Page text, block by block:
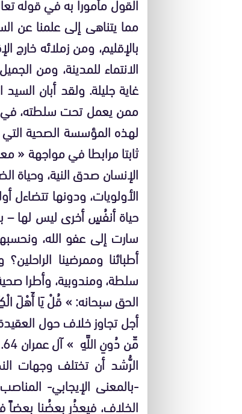
مما يتناهى إلى علمنا عن
بالإقليم، ومن زملائه
الانتماء للمدينة، ومن
غاية جليلة. ولقد أبان
ممن يعمل تحت سلطته، في
لهذه المؤسسة الصحية
ثابتا مرابطا في مواجهة «
الإنسان صدق النية، وحياة
الأولويات، ودونها
حياة أنفُسٍ أخرى ليس لها –
سارت إلى عفو الله،
أطبائنا وممرضينا
سلطة، ومندوبية، وأطرا
الحق سبحانه: » قُلْ يَا أَهْلَ
أجل تجاوز خلاف حول
الرُّشد أن تختلف وجهات
-بالمعنى الإيجابي-
الخلاف، فيعذُر بعضُنا بعضاً